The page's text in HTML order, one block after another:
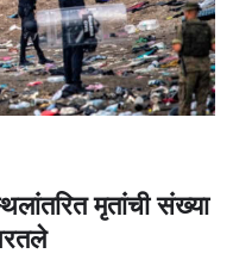
मृतांची संख्या